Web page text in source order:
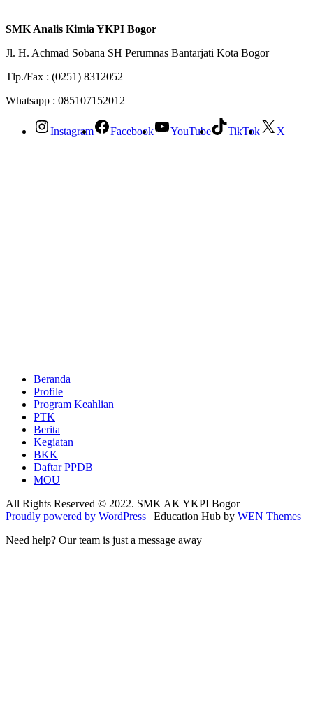
SMK Analis Kimia YKPI Bogor
Jl. H. Achmad Sobana SH Perumnas Bantarjati Kota Bogor
Tlp./Fax : (0251) 8312052
Whatsapp : 085107152012
Instagram Facebook YouTube TikTok X
Beranda
Profile
Program Keahlian
PTK
Berita
Kegiatan
BKK
Daftar PPDB
MOU
All Rights Reserved © 2022. SMK AK YKPI Bogor
Proudly powered by WordPress | Education Hub by WEN Themes
Need help? Our team is just a message away